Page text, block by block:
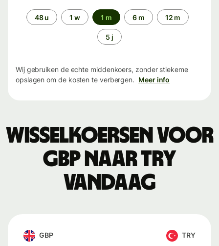
Periode48 u 1 w 1 m 6 m 12 m
5 j
Wij gebruiken de echte middenkoers, zonder stiekeme
opslagen om de kosten te verbergen. Meer info
Wisselkoersen voor
GBP naar TRY
vandaag
GBP TRY